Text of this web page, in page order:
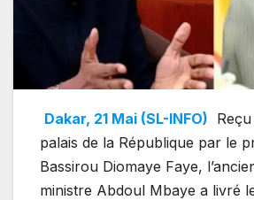
Dakar, 21 Mai (SL-INFO)
palais de la République par le
Bassirou Diomaye Faye,
ministre Abdoul Mbaye a livré